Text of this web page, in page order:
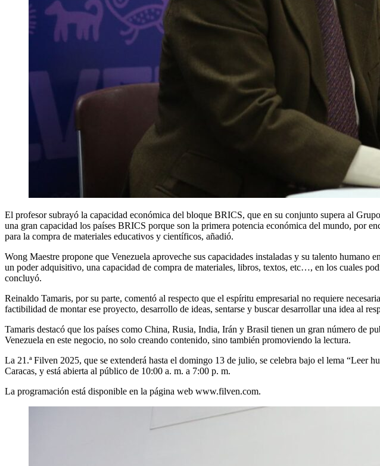
El profesor subrayó la capacidad económica del bloque BRICS, que en su conjunto supera al
una gran capacidad los países BRICS porque son la primera potencia económica del mundo, por
para la compra de materiales educativos y científicos, añadió.
Wong Maestre propone que Venezuela aproveche sus capacidades instaladas y su talento
un poder adquisitivo, una capacidad de compra de materiales, libros, textos, etc…, en los cuales
concluyó.
Reinaldo Tamaris, por su parte, comentó al respecto que el espíritu empresarial no requiere
factibilidad de montar ese proyecto, desarrollo de ideas, sentarse y buscar desarrollar una idea al
Tamaris destacó que los países como China, Rusia, India, Irán y Brasil tienen un gran número de
Venezuela en este negocio, no solo creando contenido, sino también promoviendo la lectura.
La 21.ª Filven 2025, que se extenderá hasta el domingo 13 de julio, se celebra bajo el lema
Caracas, y está abierta al público de 10:00 a. m. a 7:00 p. m.
La programación está disponible en la página web www.filven.com.